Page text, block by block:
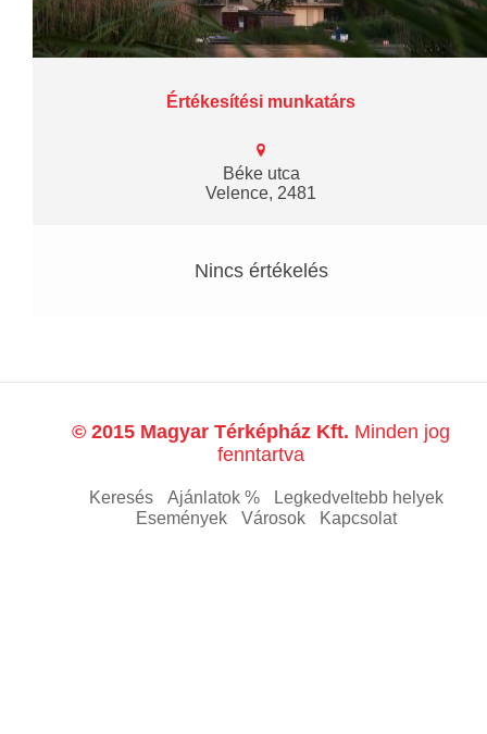
Értékesítési munkatárs
Béke utca
Velence, 2481
Nincs értékelés
© 2015 Magyar Térképház Kft. Minden jog
fenntartva
Keresés Ajánlatok %
Legkedveltebb helyek
Események
Városok Kapcsolat